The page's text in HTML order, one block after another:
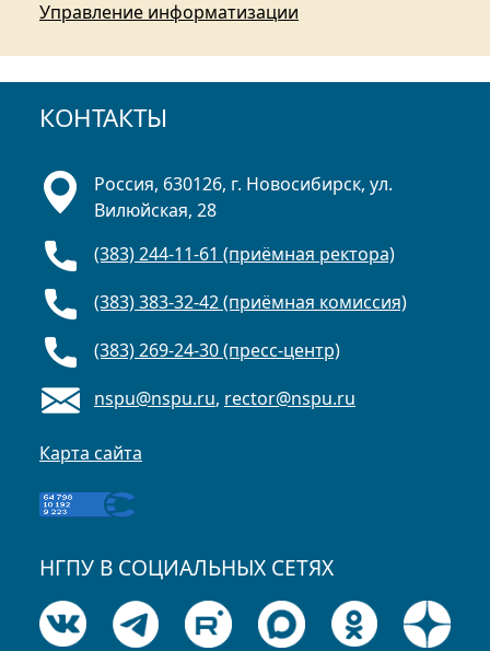
Управление информатизации
КОНТАКТЫ
Россия, 630126, г. Новосибирск, ул.
Вилюйская, 28
(383) 244-11-61 (приёмная ректора)
(383) 383-32-42 (приёмная комиссия)
(383) 269-24-30 (пресс-центр)
nspu@nspu.ru, rector@nspu.ru
Карта сайта
НГПУ В СОЦИАЛЬНЫХ СЕТЯХ